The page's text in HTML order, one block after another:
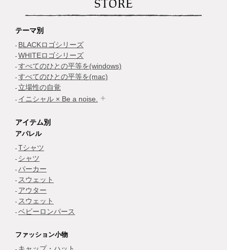
STORE
テーマ別
BLACKロゴシリーズ
WHITEロゴシリーズ
すべてのひとの平等を(windows)
すべてのひとの平等を(mac)
立場性の自覚
イニシャル × Be a noise.
アイテム別
アパレル
Tシャツ
シャツ
パーカー
スウェット
アウター
スウェット
ベビーロンパース
ファッション小物